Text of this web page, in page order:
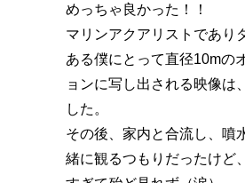
めっちゃ良かった！！
マリンアクアリストであり
ある僕にとって直径10mの
ョンに写し出される映像は
した。
その後、家内と合流し、噴
緒に観るつもりだったけど